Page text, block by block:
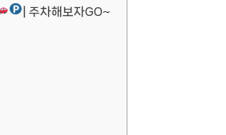
| 주차해보자GO~